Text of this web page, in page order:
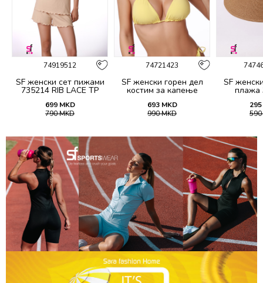
74919512
SF женски сет пижами
735214 RIB LACE TP
699 MKD
790MKD
74721423
SF женски горeн дел
костим за капење
693 MKD
990MKD
SF
плажа
295
590
74761412
74930514341 74930714341